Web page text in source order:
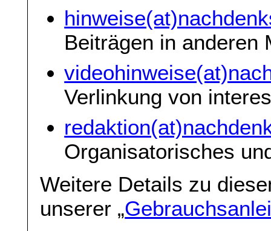
Beiträgen in anderen
Verlinkung von
Organisatorisches
Weitere Details zu
unserer „